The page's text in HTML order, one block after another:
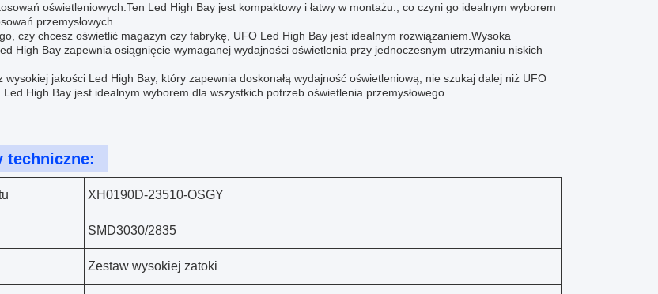
oświetleniowych.Ten Led High Bay jest kompaktowy i łatwy w montażu., co czyni go idealnym wyborem
przemysłowych.
czy chcesz oświetlić magazyn czy fabrykę, UFO Led High Bay jest idealnym rozwiązaniem.Wysoka
High Bay zapewnia osiągnięcie wymaganej wydajności oświetlenia przy jednoczesnym utrzymaniu niskich
wysokiej jakości Led High Bay, który zapewnia doskonałą wydajność oświetleniową, nie szukaj dalej niż UFO
Led High Bay jest idealnym wyborem dla wszystkich potrzeb oświetlenia przemysłowego.
techniczne:
XH0190D-23510-OSGY
SMD3030/2835
Zestaw wysokiej zatoki